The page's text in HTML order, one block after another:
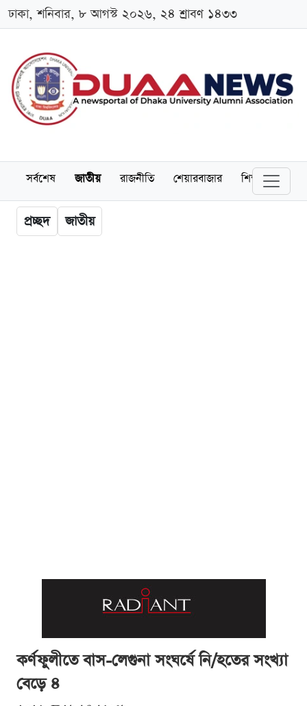
ঢাকা, শনিবার, ৮ আগস্ট ২০২৬, ২৪ শ্রাবণ ১৪৩৩
সর্বশেষ জাতীয় রাজনীতি শেয়ারবাজার শিক্ষা
প্রচ্ছদ জাতীয়
কর্ণফুলীতে বাস-লেগুনা সংঘর্ষে নি/হতের সংখ্যা
বেড়ে ৪